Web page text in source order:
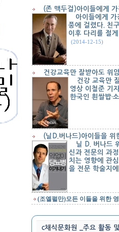
(존 맥두걸)아이들에게
아이들에게
풍에 걸렸다. 친
이후 다리를 절
(2014-12-15)
건강교육만 잘받아도 위
건강 교육만
영상 이철준 기
한국인 흰쌀밥·
(닐D.버나드)아이들을 위
닐 D. 버나드
신과 전문의 과
치는 영향에 관
을 전문 학술지
(조엘펄만)모든 이들을 위한
c채식문화원 _주요 활동